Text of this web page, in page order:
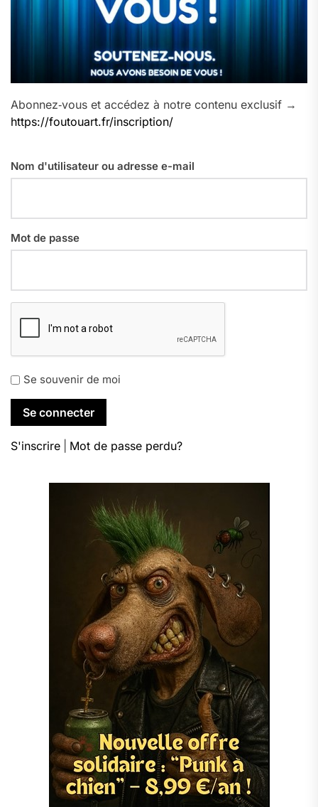
Abonnez‑vous et accédez à notre contenu exclusif →
https://foutouart.fr/inscription/
Nom d'utilisateur ou adresse e-mail
Mot de passe
Se souvenir de moi
S'inscrire Mot de passe perdu?